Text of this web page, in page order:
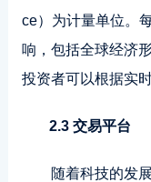
ce）为计量单位。
响，包括全球经济
投资者可以根据实
2.3 交易平台
随着科技的发